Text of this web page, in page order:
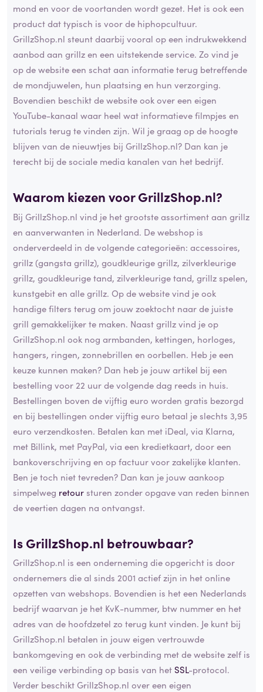
mond en voor de voortanden wordt gezet. Het is ook een
product dat typisch is voor de hiphopcultuur.
GrillzShop.nl steunt daarbij vooral op een indrukwekkend
aanbod aan grillz en een uitstekende service. Zo vind je
op de website een schat aan informatie terug betreffende
de mondjuwelen, hun plaatsing en hun verzorging.
Bovendien beschikt de website ook over een eigen
YouTube-kanaal waar heel wat informatieve filmpjes en
tutorials terug te vinden zijn. Wil je graag op de hoogte
blijven van de nieuwtjes bij GrillzShop.nl? Dan kan je
terecht bij de sociale media kanalen van het bedrijf.
Waarom kiezen voor GrillzShop.nl?
Bij GrillzShop.nl vind je het grootste assortiment aan grillz
en aanverwanten in Nederland. De webshop is
onderverdeeld in de volgende categorieën: accessoires,
grillz (gangsta grillz), goudkleurige grillz, zilverkleurige
grillz, goudkleurige tand, zilverkleurige tand, grillz spelen,
kunstgebit en alle grillz. Op de website vind je ook
handige filters terug om jouw zoektocht naar de juiste
grill gemakkelijker te maken. Naast grillz vind je op
GrillzShop.nl ook nog armbanden, kettingen, horloges,
hangers, ringen, zonnebrillen en oorbellen. Heb je een
keuze kunnen maken? Dan heb je jouw artikel bij een
bestelling voor 22 uur de volgende dag reeds in huis.
Bestellingen boven de vijftig euro worden gratis bezorgd
en bij bestellingen onder vijftig euro betaal je slechts 3,95
euro verzendkosten. Betalen kan met iDeal, via Klarna,
met Billink, met PayPal, via een kredietkaart, door een
bankoverschrijving en op factuur voor zakelijke klanten.
Ben je toch niet tevreden? Dan kan je jouw aankoop
simpelweg retoursturen zonder opgave van reden binnen
de veertien dagen na ontvangst.
Is GrillzShop.nl betrouwbaar?
GrillzShop.nl is een onderneming die opgericht is door
ondernemers die al sinds 2001 actief zijn in het online
opzetten van webshops. Bovendien is het een Nederlands
bedrijf waarvan je het KvK-nummer, btw nummer en het
adres van de hoofdzetel zo terug kunt vinden. Je kunt bij
GrillzShop.nl betalen in jouw eigen vertrouwde
bankomgeving en ook de verbinding met de website zelf is
een veilige verbinding op basis van hetSSL-protocol.
Verder beschikt GrillzShop.nl over een eigen